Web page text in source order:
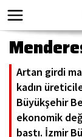
Artan girdi
kadın
Büyükşehir
ekonomik
bastı. İzmir